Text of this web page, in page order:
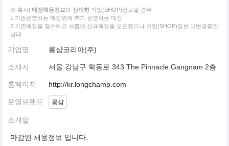
※ 혹시! 매장채용정보와 상이한 기업(SHOP)정보일 경우
1.기존운영하는 매장외에 추가 운영하는 매장
2.기존매장을 철수하고 새롭게 신규매장을 오픈했으나 기업(SHOP)정보 미변경중인
상태
기업명 롱샴코리아(주)
소재지 서울 강남구 학동로 343 The Pinnacle Gangnam 2층
홈페이지 http://kr.longchamp.com
운영브랜드 롱샴
소개말
마감된 채용정보 입니다.